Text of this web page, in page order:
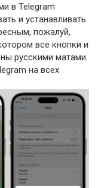
в Telegram
и устанавливать
пожалуй,
все кнопки и
русскими матами.
на всех